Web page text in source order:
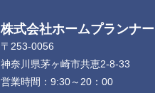
株式会社ホームプランナー
〒253-0056
神奈川県茅ヶ崎市共恵2-8-33
営業時間： 9:30～20：00